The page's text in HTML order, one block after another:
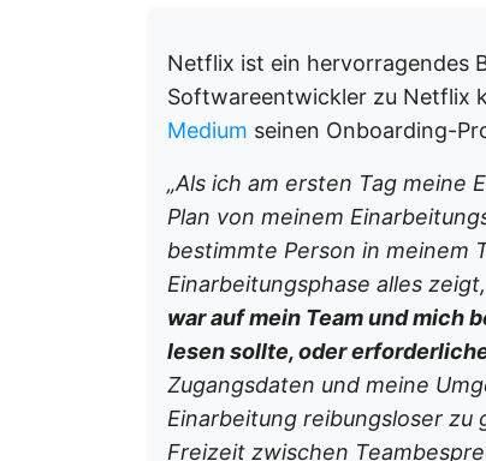
Netflix ist ein hervorragendes
Softwareentwickler zu Netflix
Medium seinen Onboarding-
„Als ich am ersten Tag meine
Plan von meinem
bestimmte Person in meinem
Einarbeitungsphase alles
war auf mein Team und mich
lesen sollte, oder
Zugangsdaten und meine
Einarbeitung reibungsloser
Freizeit zwischen